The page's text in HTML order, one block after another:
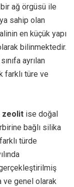
bir ağ örgüsü ile
sahip olan
en küçük yapı
bilinmektedir.
ayrılan
farklı türe ve
zeolit ise doğal
bağlı silika
türde
ve genel olarak